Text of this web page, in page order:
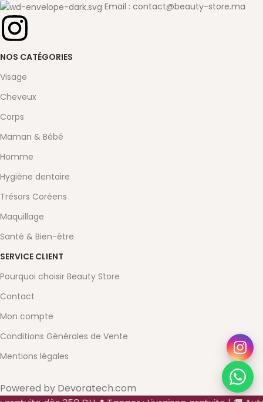
Email : contact@beauty-store.ma
NOS CATÉGORIES
Visage
Cheveux
Corps
Maman & Bébé
Homme
Hygiène dentaire
Trésors Coréens
Maquillage
Santé & Bien-être
SERVICE CLIENT
Pourquoi choisir Beauty Store
Contact
Mon compte
Conditions Générales de Vente
Mentions légales
Powered by Devoratech.com